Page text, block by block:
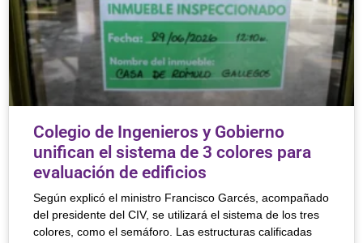
Colegio de Ingenieros y Gobierno
unifican el sistema de 3 colores para
evaluación de edificios
Según explicó el ministro Francisco Garcés, acompañado
del presidente del CIV, se utilizará el sistema de los tres
colores, como el semáforo. Las estructuras calificadas